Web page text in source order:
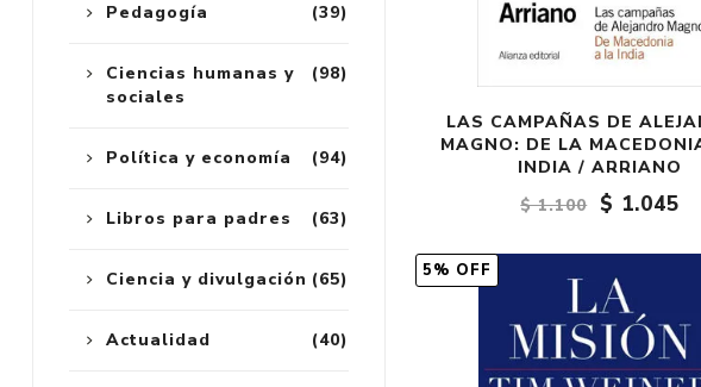
LAS CAMPAÑAS DE
MAGNO: DE LA
INDIA / ARRIANO
$ 1.100
$ 1.045
5% OFF
(39)
Pedagogía
(98)
Ciencias humanas y
sociales
(94)
Política y economía
(63)
Libros para padres
(65)
Ciencia y divulgación
(40)
Actualidad